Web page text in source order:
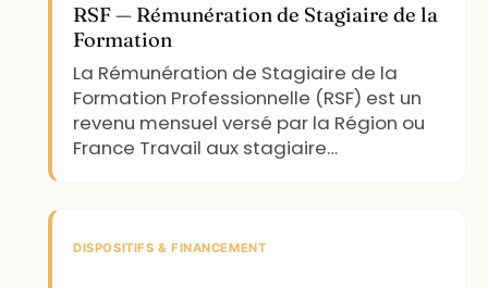
RSF — Rémunération de Stagiaire de la
Formation
La Rémunération de Stagiaire de la
Formation Professionnelle (RSF) est un
revenu mensuel versé par la Région ou
France Travail aux stagiaire…
DISPOSITIFS & FINANCEMENT